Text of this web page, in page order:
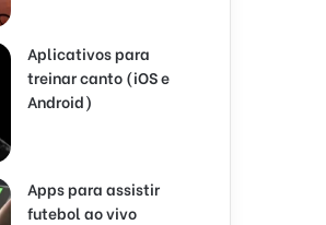
Aplicativos para
treinar canto (iOS e
Android)
Apps para assistir
futebol ao vivo